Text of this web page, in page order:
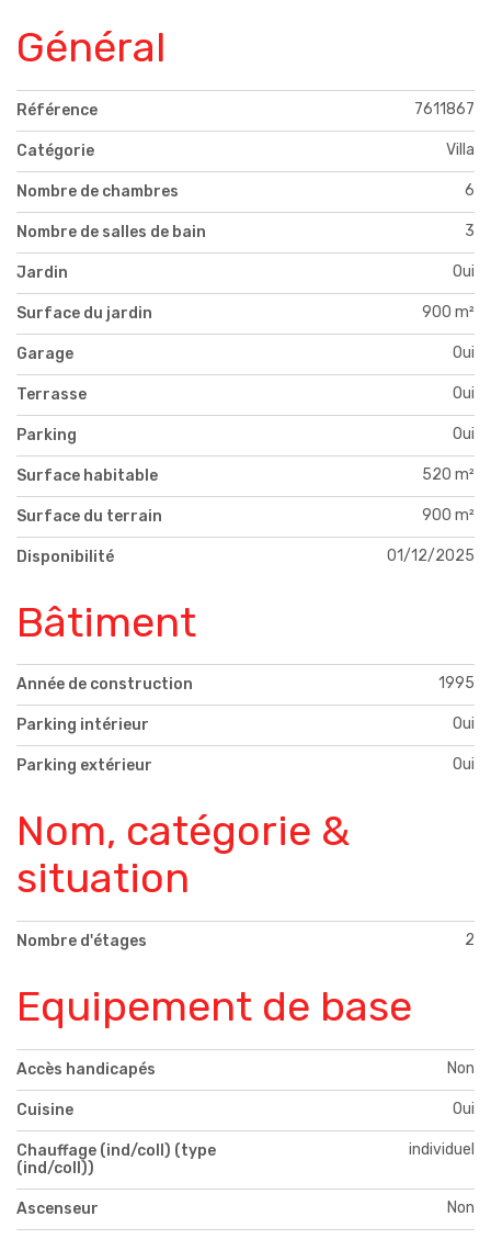
Général
Référence 7611867
Catégorie Villa
Nombre de chambres 6
Nombre de salles de bain 3
Jardin Oui
Surface du jardin 900 m²
Garage Oui
Terrasse Oui
Parking Oui
Surface habitable 520 m²
Surface du terrain 900 m²
Disponibilité 01/12/2025
Bâtiment
Année de construction 1995
Parking intérieur Oui
Parking extérieur Oui
Nom, catégorie &
situation
Nombre d'étages 2
Equipement de base
Accès handicapés Non
Cuisine Oui
Chauffage (ind/coll) (type
(ind/coll))
individuel
Ascenseur Non